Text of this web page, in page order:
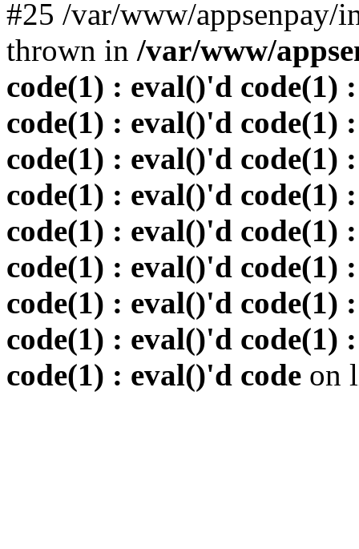
#25 /var/www/
thrown in /var/www/
code(1) : eval()'d code(1)
code(1) : eval()'d code(1)
code(1) : eval()'d code(1)
code(1) : eval()'d code(1)
code(1) : eval()'d code(1)
code(1) : eval()'d code(1)
code(1) : eval()'d code(1)
code(1) : eval()'d code(1)
code(1) : eval()'d code on